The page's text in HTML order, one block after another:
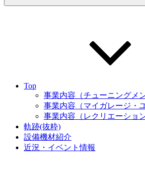
Top
事業内容（チューニングメ
事業内容（マイガレージ・
事業内容（レクリエーショ
軌跡(抜粋)
設備機材紹介
近況・イベント情報